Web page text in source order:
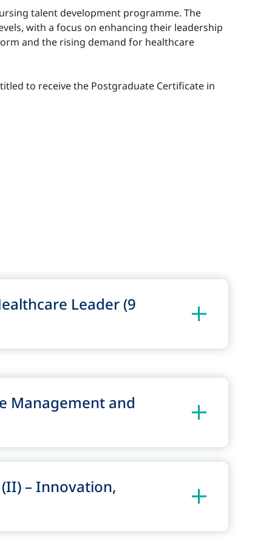
talent development programme. The
with a focus on enhancing their leadership
and the rising demand for healthcare
to receive the Postgraduate Certificate in
Leader (9
Management and
– Innovation,